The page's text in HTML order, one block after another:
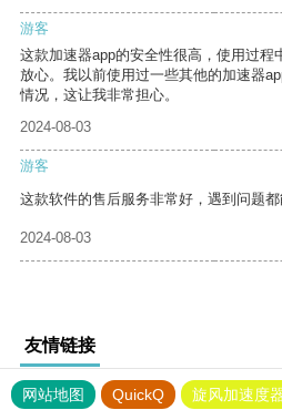
游客
这款加速器app的安全性很高，使用过程
放心。我以前使用过一些其他的加速器
情况，这让我非常担心。
2024-08-03
游客
这款软件的售后服务非常好，遇到问题都
2024-08-03
友情链接
网站地图 QuickQ 旋风加速度